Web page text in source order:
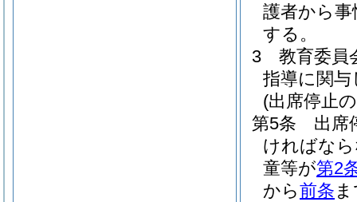
護者から
する。
3
教育委員
指導に関
(出席停止
第5条
出席
ければな
童等が第2
から前条